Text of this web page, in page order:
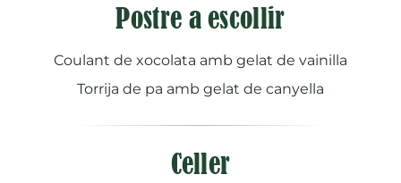
Postre a escollir
Coulant de xocolata amb gelat de vainilla
Torrija de pa amb gelat de canyella
Celler